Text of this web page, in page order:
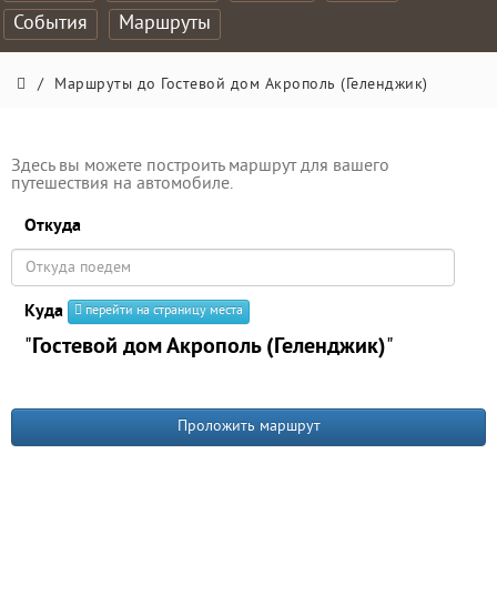
События
Маршруты
/ Маршруты до Гостевой дом Акрополь (Геленджик)
Здесь вы можете построить маршрут для вашего
путешествия на автомобиле.
Откуда
Куда перейти на страницу места
"Гостевой дом Акрополь (Геленджик)"
Проложить маршрут